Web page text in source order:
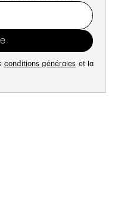
conditions générales et la